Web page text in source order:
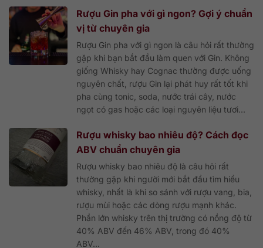
Rượu Gin pha với gì ngon? Gợi ý chuẩn
vị từ chuyên gia
Rượu Gin pha với gì ngon là câu hỏi rất thường
gặp khi bạn bắt đầu làm quen với Gin. Không
giống Whisky hay Cognac thường được uống
nguyên chất, rượu Gin lại phát huy rất tốt khi
pha cùng tonic, soda, nước trái cây, nước
ngọt có gas hoặc các loại nguyên liệu tươi...
Rượu whisky bao nhiêu độ? Cách đọc
ABV chuẩn chuyên gia
Rượu whisky bao nhiêu độ là câu hỏi rất
thường gặp khi người mới bắt đầu tìm hiểu
whisky, nhất là khi so sánh với rượu vang, bia,
rượu mùi hoặc các dòng rượu mạnh khác.
Phần lớn whisky trên thị trường có nồng độ từ
40% ABV đến 46% ABV, trong đó 40%
ABV...